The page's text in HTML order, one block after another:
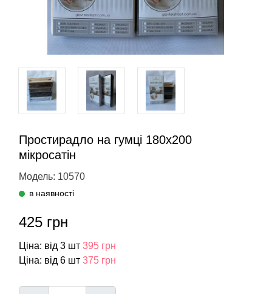
Простирадло на гумці 180х200
мікросатін
Модель: 10570
в наявності
425 грн
Ціна: від 3 шт 395 грн
Ціна: від 6 шт 375 грн